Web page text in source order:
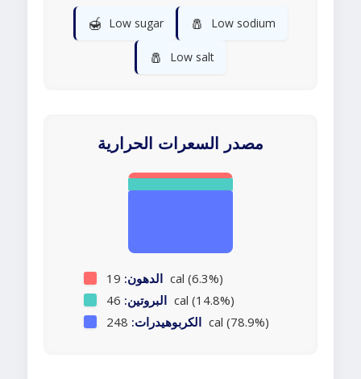
🍯 Low sugar 🧂 Low sodium
🧂 Low salt
مصدر السعرات الحرارية
الدهون: 19 cal (6.3%)
البروتين: 46 cal (14.8%)
الكربوهيدرات: 248 cal (78.9%)